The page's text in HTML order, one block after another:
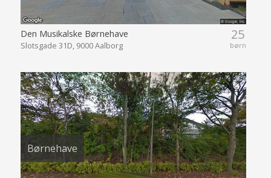
25
børn
Den Musikalske Børnehave
Slotsgade 31D, 9000 Aalborg
Børnehave